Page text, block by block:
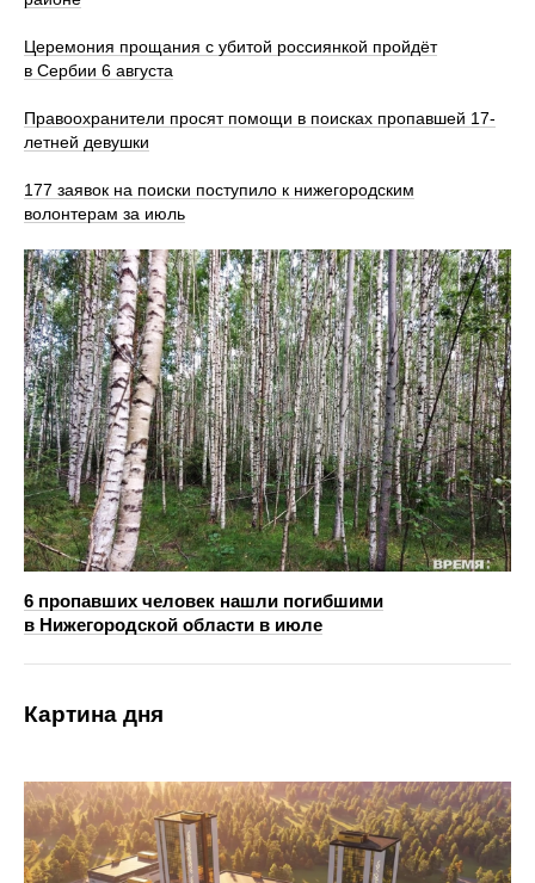
Церемония прощания с убитой россиянкой пройдёт
в Сербии 6 августа
Правоохранители просят помощи в поисках пропавшей 17-
летней девушки
177 заявок на поиски поступило к нижегородским
волонтерам за июль
6 пропавших человек нашли погибшими
в Нижегородской области в июле
Картина дня